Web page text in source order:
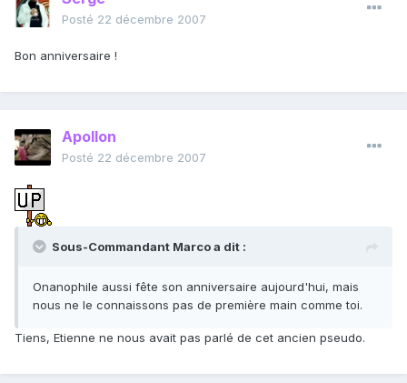
Posté 22 décembre 2007
Bon anniversaire !
Apollon
Posté 22 décembre 2007
Sous-Commandant Marco a dit :
Onanophile aussi fête son anniversaire aujourd'hui, mais
nous ne le connaissons pas de première main comme toi.
Tiens, Etienne ne nous avait pas parlé de cet ancien pseudo.